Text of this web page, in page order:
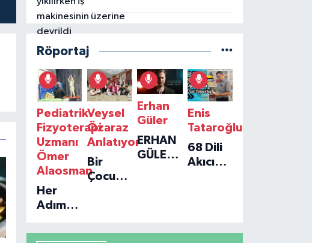
devrildi
Röportaj
Pediatrik
Fizyoterapi
Uzmanı
Ömer
Alaosman
Her
Adım
Umut:
Veysel
Özaraz
Anlatıyor
Bir
Çocuğun
Yolculuğu
Erhan
Güler
ERHAN
GÜLER'IN
Enis
Tataroğlu
68 Dili
Akıcı